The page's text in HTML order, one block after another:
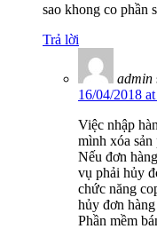
sao khong co phần
Trả lời
admin
16/04/2018
Việc nhập
mình xóa sản
Nếu đơn
vụ phải hủy
chức năng
hủy đơn hàng
Phần mềm